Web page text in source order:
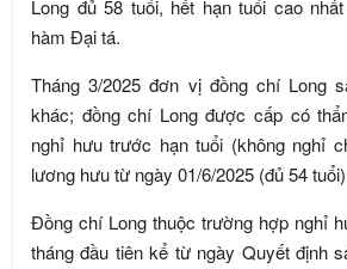
Long đủ 58 tuổi, hết hạn tuổi cao
hàm Đại tá.
Tháng 3/2025 đơn vị đồng chí Long
khác; đồng chí Long được cấp có
nghỉ hưu trước hạn tuổi (không nghỉ
lương hưu từ ngày 01/6/2025 (đủ 54
Đồng chí Long thuộc trường hợp nghỉ
tháng đầu tiên kể từ ngày Quyết định